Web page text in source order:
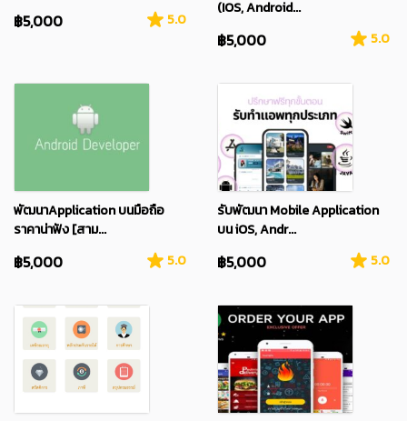
฿5,000 5.0
(IOS, Android...
฿5,000 5.0
พัฒนาApplication บนมือถือ
ราคาน่าฟัง [สาม...
฿5,000 5.0
รับพัฒนา Mobile Application
บน iOS, Andr...
฿5,000 5.0